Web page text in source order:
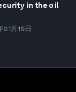
in the oil
月19日